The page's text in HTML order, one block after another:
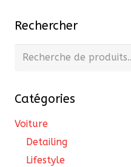
Rechercher
Recherche
Catégories
Voiture
Detailing
Lifestyle